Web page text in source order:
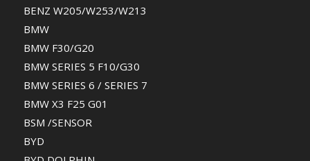
BENZ W205/W253/W213
BMW
BMW F30/G20
BMW SERIES 5 F10/G30
BMW SERIES 6 / SERIES 7
BMW X3 F25 G01
BSM /SENSOR
BYD